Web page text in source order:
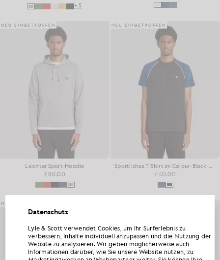
+5
NEU EINGETROFFEN
Leichter Sport-Hoodie
£80.00
NEU EINGETROFFEN
Sportliches T-Shirt im Colour-Block-Design
£40.00
NEU EINGETROFFEN
Datenschutz
Lyle & Scott verwendet Cookies, um Ihr Surferlebnis zu
verbessern, Inhalte individuell anzupassen und die Nutzung der
Website zu analysieren. Wir geben möglicherweise auch
Informationen darüber, wie Sie unsere Website nutzen, zu
HOLEN SIE SICH 15 % RABATT AUF IHRE
ERSTE BESTELLUNG
Werden Sie Mitglied im „ Lyle & Scott “-Club und erfahren Sie als Erste von den